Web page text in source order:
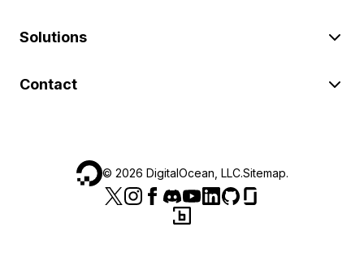
Solutions
Contact
© 2026 DigitalOcean, LLC.Sitemap.